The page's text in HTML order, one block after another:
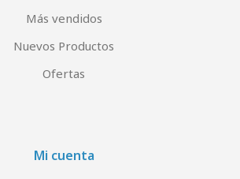
Más vendidos
Nuevos Productos
Ofertas
Mi cuenta